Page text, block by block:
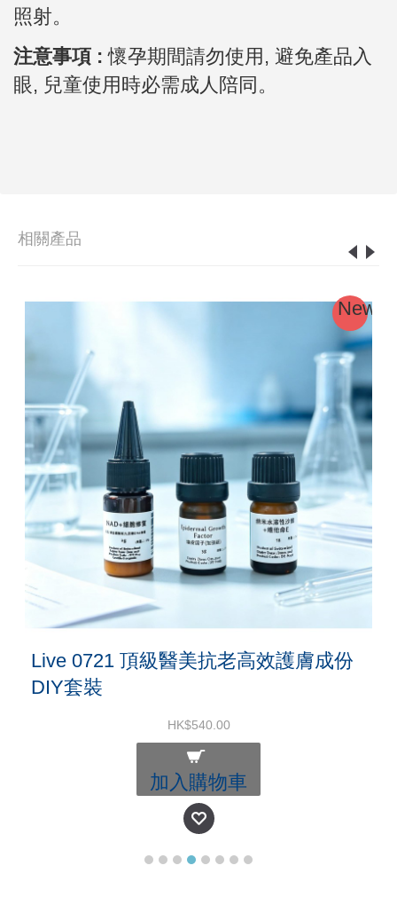
照射。
注意事項 :懷孕期間請勿使用, 避免產品入
眼, 兒童使用時必需成人陪同。
相關產品
New
Live 0721 頂級醫美抗⽼高效護膚成份
DIY套裝
HK$540.00
加入購物車